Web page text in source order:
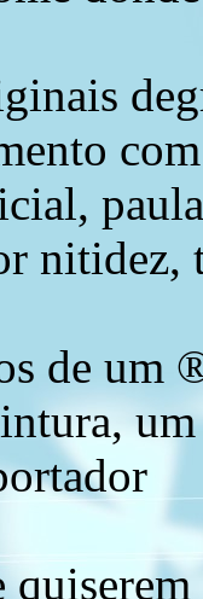
nitidez,
de um